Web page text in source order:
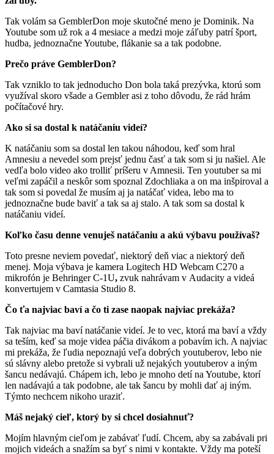
Tak volám sa GemblerDon moje skutočné meno je Dominik. Na
Youtube som už rok a 4 mesiace a medzi moje záľuby patrí šport,
hudba, jednoznačne Youtube, flákanie sa a tak podobne.
Prečo práve GemblerDon?
Tak vzniklo to tak jednoducho Don bola taká prezývka, ktorú som
využíval skoro všade a Gembler asi z toho dôvodu, že rád hrám
počítačové hry.
Ako si sa dostal k natáčaniu videí?
K natáčaniu som sa dostal len takou náhodou, keď som hral
Amnesiu a nevedel som prejsť jednu časť a tak som si ju našiel. Ale
vedľa bolo video ako trolliť príšeru v Amnesii. Ten youtuber sa mi
veľmi zapáčil a neskôr som spoznal Zdochliaka a on ma inšpiroval a
tak som si povedal že musím aj ja natáčať videa, lebo ma to
jednoznačne bude baviť a tak sa aj stalo. A tak som sa dostal k
natáčaniu videí.
Koľko času denne venuješ natáčaniu a akú výbavu používaš?
Toto presne neviem povedať, niektorý deň viac a niektorý deň
menej. Moja výbava je kamera Logitech HD Webcam C270 a
mikrofón je Behringer C-1U, zvuk nahrávam v Audacity a videá
konvertujem v Camtasia Studio 8.
Čo ťa najviac baví a čo ti zase naopak najviac prekáža?
Tak najviac ma baví natáčanie videí. Je to vec, ktorá ma baví a vždy
sa teším, keď sa moje videa páčia divákom a pobavím ich. A najviac
mi prekáža, že ľudia nepoznajú veľa dobrých youtuberov, lebo nie
sú slávny alebo pretože si vybrali už nejakých youtuberov a iným
šancu nedávajú. Chápem ich, lebo je mnoho detí na Youtube, ktorí
len nadávajú a tak podobne, ale tak šancu by mohli dať aj iným.
Týmto nechcem nikoho uraziť.
Máš nejaký cieľ, ktorý by si chcel dosiahnuť?
Mojím hlavným cieľom je zabávať ľudí. Chcem, aby sa zabávali pri
mojich videách a snažím sa byť s nimi v kontakte. Vždy ma poteší